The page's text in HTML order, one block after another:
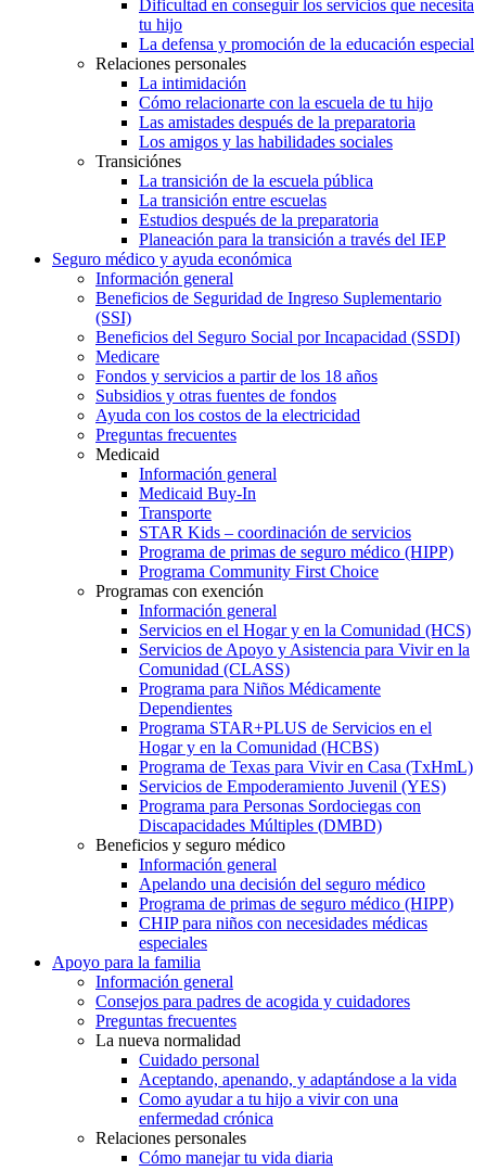
Dificultad en conseguir los servicios que necesita
tu hijo
La defensa y promoción de la educación especial
Relaciones personales
La intimidación
Cómo relacionarte con la escuela de tu hijo
Las amistades después de la preparatoria
Los amigos y las habilidades sociales
Transiciónes
La transición de la escuela pública
La transición entre escuelas
Estudios después de la preparatoria
Planeación para la transición a través del IEP
Seguro médico y ayuda económica
Información general
Beneficios de Seguridad de Ingreso Suplementario
(SSI)
Beneficios del Seguro Social por Incapacidad (SSDI)
Medicare
Fondos y servicios a partir de los 18 años
Subsidios y otras fuentes de fondos
Ayuda con los costos de la electricidad
Preguntas frecuentes
Medicaid
Información general
Medicaid Buy-In
Transporte
STAR Kids – coordinación de servicios
Programa de primas de seguro médico (HIPP)
Programa Community First Choice
Programas con exención
Información general
Servicios en el Hogar y en la Comunidad (HCS)
Servicios de Apoyo y Asistencia para Vivir en la
Comunidad (CLASS)
Programa para Niños Médicamente
Dependientes
Programa STAR+PLUS de Servicios en el
Hogar y en la Comunidad (HCBS)
Programa de Texas para Vivir en Casa (TxHmL)
Servicios de Empoderamiento Juvenil (YES)
Programa para Personas Sordociegas con
Discapacidades Múltiples (DMBD)
Beneficios y seguro médico
Información general
Apelando una decisión del seguro médico
Programa de primas de seguro médico (HIPP)
CHIP para niños con necesidades médicas
especiales
Apoyo para la familia
Información general
Consejos para padres de acogida y cuidadores
Preguntas frecuentes
La nueva normalidad
Cuidado personal
Aceptando, apenando, y adaptándose a la vida
Como ayudar a tu hijo a vivir con una
enfermedad crónica
Relaciones personales
Cómo manejar tu vida diaria